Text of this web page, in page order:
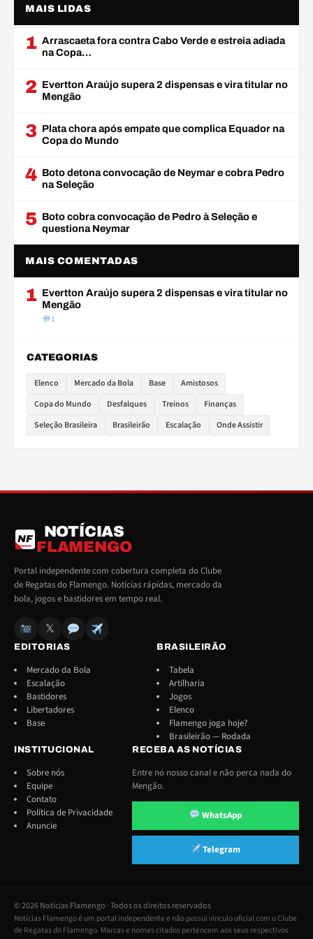
MAIS LIDAS
1 Arrascaeta fora contra Cabo Verde e estreia adiada
na Copa…
2 Evertton Araújo supera 2 dispensas e vira titular no
Mengão
3 Plata chora após empate que complica Equador na
Copa do Mundo
4 Boto detona convocação de Neymar e cobra Pedro
na Seleção
5 Boto cobra convocação de Pedro à Seleção e
questiona Neymar
MAIS COMENTADAS
1 Evertton Araújo supera 2 dispensas e vira titular no
Mengão
1
CATEGORIAS
Elenco Mercado da Bola Base
Amistosos
Copa do Mundo
Desfalques Treinos
Finanças
Seleção Brasileira
Brasileirão Escalação Onde Assistir
NF
NOTÍCIAS
FLAMENGO
Portal independente com cobertura completa do Clube
de Regatas do Flamengo. Notícias rápidas, mercado da
bola, jogos e bastidores em tempo real.
𝕏
EDITORIAS
Mercado da Bola
Escalação
Bastidores
Libertadores
Base
BRASILEIRÃO
Tabela
Artilharia
Jogos
Elenco
Flamengo joga hoje?
Brasileirão — Rodada
INSTITUCIONAL
Sobre nós
Equipe
Contato
Política de Privacidade
Anuncie
RECEBA AS NOTÍCIAS
Entre no nosso canal e não perca nada do
Mengão.
WhatsApp
Telegram
© 2026 Notícias Flamengo · Todos os direitos reservados
Notícias Flamengo é um portal independente e não possui vínculo oficial com o Clube
de Regatas do Flamengo. Marcas e nomes citados pertencem aos seus respectivos